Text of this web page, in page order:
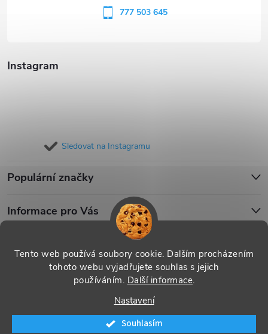
Tento web používá soubory cookie. Dalším procházením
tohoto webu vyjadřujete souhlas s jejich
používáním. Další informace.
Nastavení
Souhlasím
Instagram
Sledovat na Instagramu
Populární značky
Informace pro Vás
777 503 645
Vytvořil Shoptet
Copyright 2026 . Všechna práva vyhrazena.
nastavení cookies